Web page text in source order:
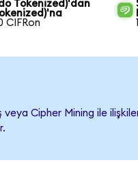
Tokenized)'dan
CIFRon
Cipher Mining ile